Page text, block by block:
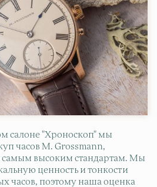
салоне "Хроноскоп" мы
часов M. Grossmann,
самым высоким стандартам. Мы
ценность и тонкости
часов, поэтому наша оценка